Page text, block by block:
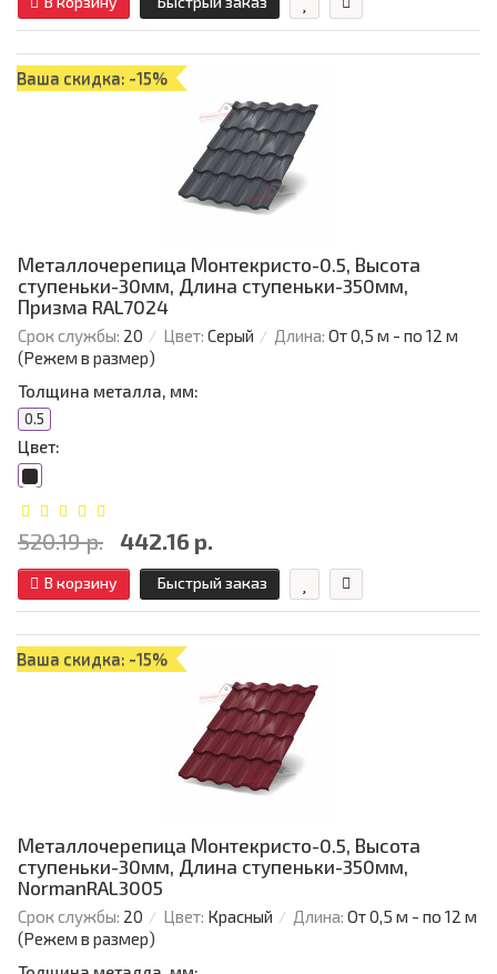
Ваша скидка: -15%
Металлочерепица Монтекристо-0.5, Высота
ступеньки-30мм, Длина ступеньки-350мм,
Призма RAL7024
Срок службы: 20 Цвет: Серый Длина: От 0,5 м - по 12 м
(Режем в размер)
Толщина металла, мм:
0.5
Цвет:
520.19 р. 442.16 р.
В корзину Быстрый заказ
Ваша скидка: -15%
Металлочерепица Монтекристо-0.5, Высота
ступеньки-30мм, Длина ступеньки-350мм,
NormanRAL3005
Срок службы: 20 Цвет: Красный Длина: От 0,5 м - по 12 м
(Режем в размер)